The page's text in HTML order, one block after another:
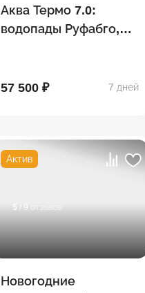
Аква Термо 7.0:
водопады Руфабго,
термальные
57 500 ₽ 7 дней
Актив
5 / 9 отзывов
Новогодние